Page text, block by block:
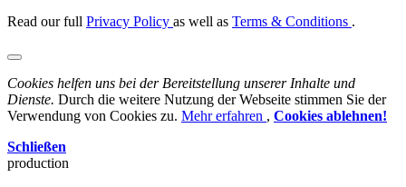
Read our full Privacy Policy as well as Terms & Conditions .
Cookies helfen uns bei der Bereitstellung unserer Inhalte und
Dienste. Durch die weitere Nutzung der Webseite stimmen Sie der
Verwendung von Cookies zu. Mehr erfahren , Cookies ablehnen!
Schließen
production